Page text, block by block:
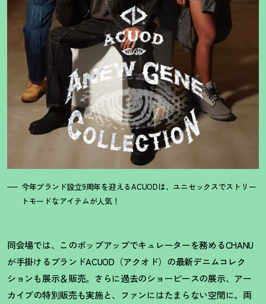
今年ブランド設立9周年を迎えるACUODは、ユニセックスでストリー
トモードなアイテムが人気！
同会場では、このポップアップでキュレーターを務めるCHANU
が手掛けるブランドACUOD（アクオド）の最新デニムコレク
ションも展示＆販売。さらに過去のショーピースの展示、アー
カイブの特別販売も実施と、ファンにはたまらない空間に。両